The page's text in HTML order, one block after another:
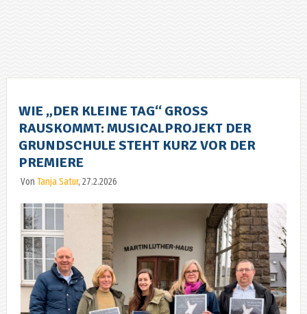
WIE „DER KLEINE TAG“ GROSS R
AUSKOMMT: MUSICALPROJEKT DER G
RUNDSCHULE STEHT KURZ VOR DER P
REMIERE
Von Tanja Satur, 27.2.2026